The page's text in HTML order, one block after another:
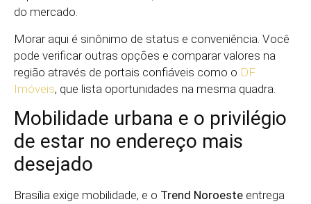
do mercado.
Morar aqui é sinônimo de status e conveniência. Você
pode verificar outras opções e comparar valores na
região através de portais confiáveis como o DF
Imóveis, que lista oportunidades na mesma quadra.
Mobilidade urbana e o privilégio
de estar no endereço mais
desejado
Brasília exige mobilidade, e o Trend Noroeste entrega